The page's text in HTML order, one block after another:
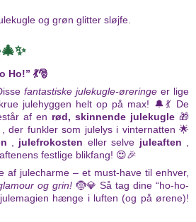
og grøn glitter sløjfe.
🎄✨
Ho!” 💃🎅
fantastiske julekugle-øreringe er lige
julehyggen helt op på max! 🔔💃 De
af en rød, skinnende julekugle 🎁
, der funkler som julelys i vinternatten 🌟
, julefrokosten eller selve juleaften ,
festlige blikfang! 😍🎉
af julecharme – et must-have til enhver,
og grin! 🤶💎 Så tag dine “ho-ho-
hænge i luften (og på ørene)!